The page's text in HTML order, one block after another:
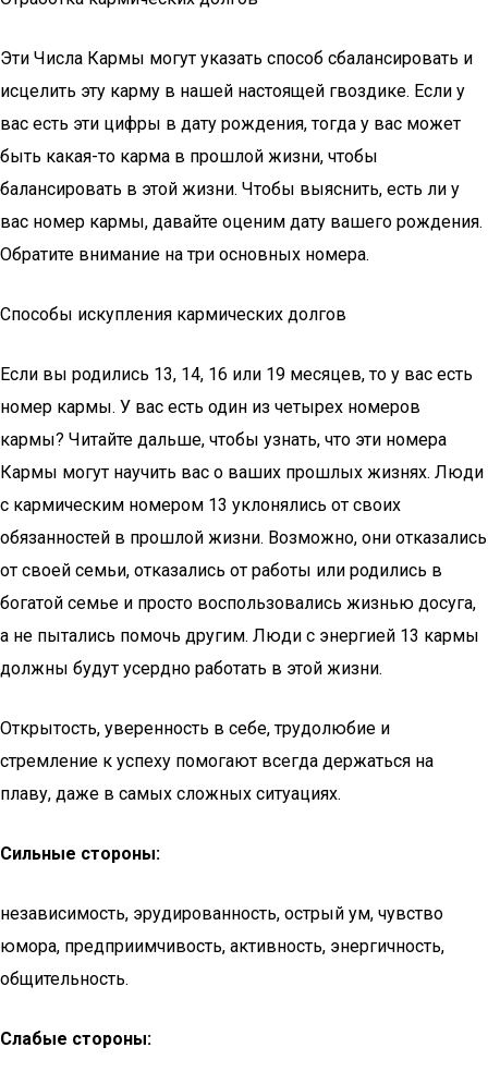
Эти Числа Кармы могут указать способ сбалансировать и
исцелить эту карму в нашей настоящей гвоздике. Если у
вас есть эти цифры в дату рождения, тогда у вас может
быть какая-то карма в прошлой жизни, чтобы
балансировать в этой жизни. Чтобы выяснить, есть ли у
вас номер кармы, давайте оценим дату вашего рождения.
Обратите внимание на три основных номера.
Способы искупления кармических долгов
Если вы родились 13, 14, 16 или 19 месяцев, то у вас есть
номер кармы. У вас есть один из четырех номеров
кармы? Читайте дальше, чтобы узнать, что эти номера
Кармы могут научить вас о ваших прошлых жизнях. Люди
с кармическим номером 13 уклонялись от своих
обязанностей в прошлой жизни. Возможно, они отказались
от своей семьи, отказались от работы или родились в
богатой семье и просто воспользовались жизнью досуга,
а не пытались помочь другим. Люди с энергией 13 кармы
должны будут усердно работать в этой жизни.
Открытость, уверенность в себе, трудолюбие и
стремление к успеху помогают всегда держаться на
плаву, даже в самых сложных ситуациях.
Сильные стороны:
независимость, эрудированность, острый ум, чувство
юмора, предприимчивость, активность, энергичность,
общительность.
Слабые стороны: